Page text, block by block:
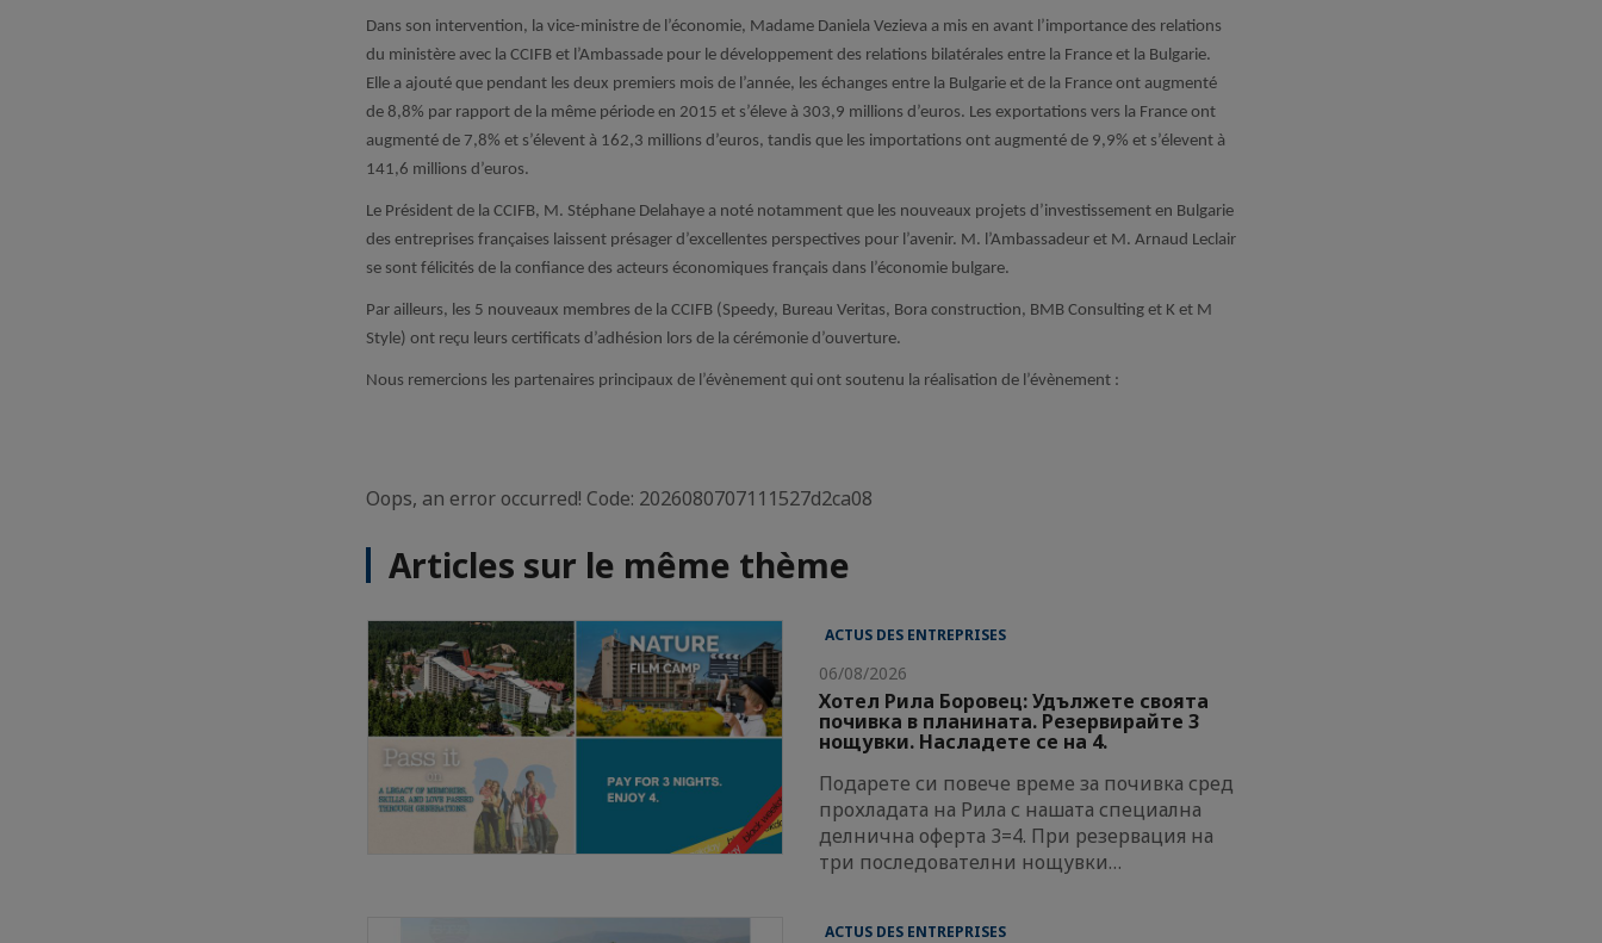
Dans son intervention, la vice-ministre de l’économie, Madame Daniela Vezieva a mis en avant l’importance des relations
du ministère avec la CCIFB et l’Ambassade pour le développement des relations bilatérales entre la France et la Bulgarie.
Elle a ajouté que pendant les deux premiers mois de l’année, les échanges entre la Bulgarie et de la France ont augmenté
de 8,8% par rapport de la même période en 2015 et s’éleve à 303,9 millions d’euros. Les exportations vers la France ont
augmenté de 7,8% et s’élevеnt à 162,3 millions d’euros, tandis que les importations ont augmenté de 9,9% et s’élevеnt à
141,6 millions d’euros.
Le Président de la CCIFB, M. Stéphane Delahaye a noté notamment que les nouveaux projets d’investissement en Bulgarie
des entreprises françaises laissent présager d’excellentes perspectives pour l’avenir. M. l’Ambassadeur et M. Arnaud Leclair
se sont félicités de la confiance des acteurs économiques français dans l’économie bulgare.
Par ailleurs, les 5 nouveaux membres de la CCIFB (Speedy, Bureau Veritas, Bora construction, BMB Consulting et K et M
Style) ont reçu leurs certificats d’adhésion lors de la cérémonie d’ouverture.
Nous remercions les partenaires principaux de l’évènement qui ont soutenu la réalisation de l’évènement :
Oops, an error occurred! Code: 2026080707111527d2ca08
Articles sur le même thème
ACTUS DES ENTREPRISES
06/08/2026
Хотел Рила Боровец: Удължете своята
почивка в планината. Резервирайте 3
нощувки. Насладете се на 4.
Подарете си повече време за почивка сред
прохладата на Рила с нашата специална
делнична оферта 3=4. При резервация на
три последователни нощувки…
ACTUS DES ENTREPRISES